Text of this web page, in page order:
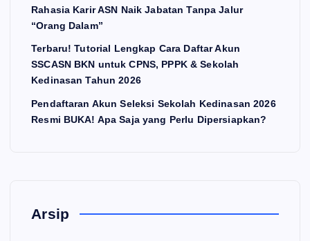
Rahasia Karir ASN Naik Jabatan Tanpa Jalur
“Orang Dalam”
Terbaru! Tutorial Lengkap Cara Daftar Akun
SSCASN BKN untuk CPNS, PPPK & Sekolah
Kedinasan Tahun 2026
Pendaftaran Akun Seleksi Sekolah Kedinasan 2026
Resmi BUKA! Apa Saja yang Perlu Dipersiapkan?
Arsip